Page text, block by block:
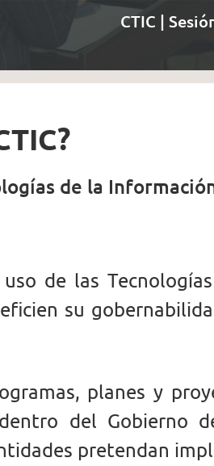
CTIC |
de la
de las
su
planes y
dentro del Gobierno
pretendan